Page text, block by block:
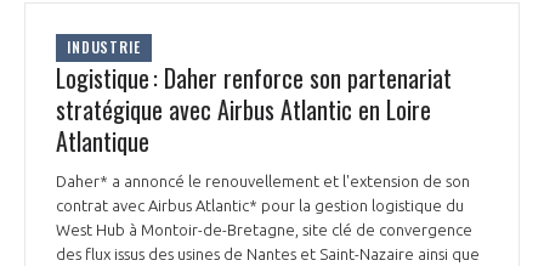
INDUSTRIE
Logistique : Daher renforce son partenariat
stratégique avec Airbus Atlantic en Loire
Atlantique
Daher* a annoncé le renouvellement et l'extension de son
contrat avec Airbus Atlantic* pour la gestion logistique du
West Hub à Montoir-de-Bretagne, site clé de convergence
des flux issus des usines de Nantes et Saint-Nazaire ainsi que